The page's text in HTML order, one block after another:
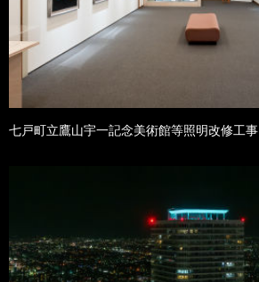
七戸町立鷹山宇一記念美術館等照明改修工事